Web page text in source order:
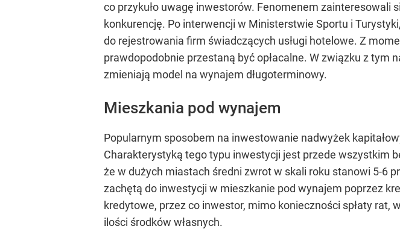
co przykuło uwagę inwestorów. Fenomenem zainteresowali
konkurencję. Po interwencji w Ministerstwie Sportu i
do rejestrowania firm świadczących usługi hotelowe. Z
prawdopodobnie przestaną być opłacalne. W związku z tym
zmieniają model na wynajem długoterminowy.
Mieszkania pod wynajem
Popularnym sposobem na inwestowanie nadwyżek
Charakterystyką tego typu inwestycji jest przede wszystkim
że w dużych miastach średni zwrot w skali roku stanowi 5-6
zachętą do inwestycji w mieszkanie pod wynajem poprzez
kredytowe, przez co inwestor, mimo konieczności spłaty rat,
ilości środków własnych.